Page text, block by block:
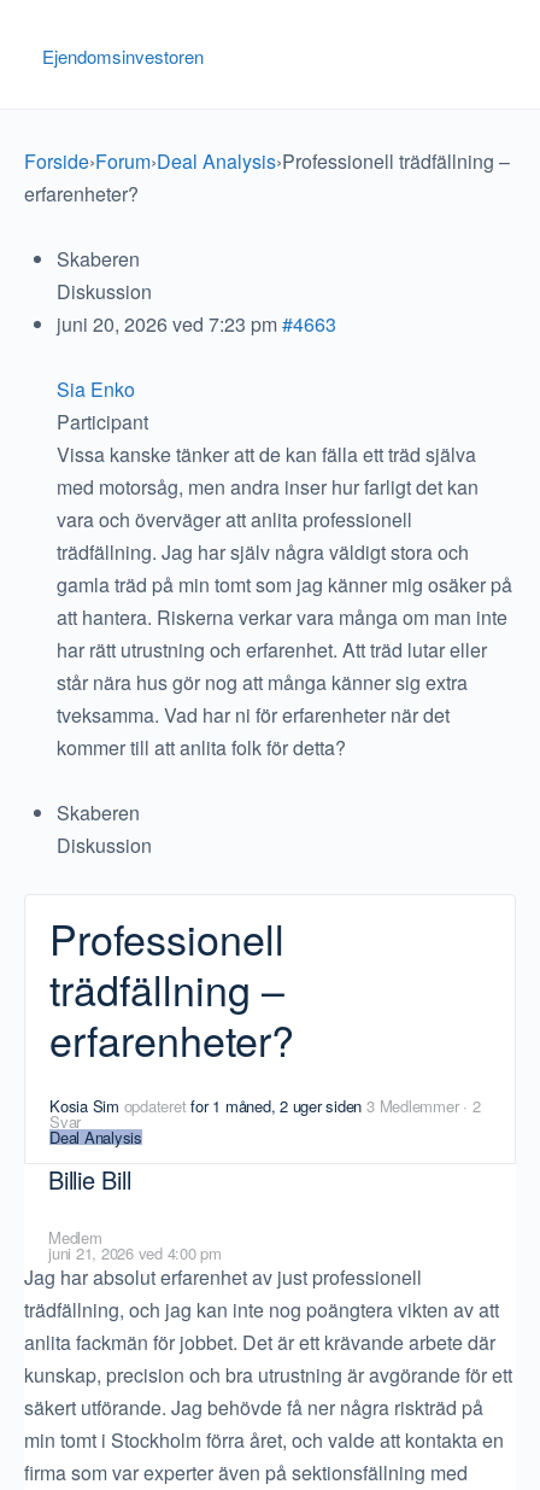
Ejendomsinvestoren
Forside›Forum›Deal Analysis›Professionell trädfällning –
erfarenheter?
Skaberen
Diskussion
juni 20, 2026 ved 7:23 pm#4663
Sia Enko
Participant
Vissa kanske tänker att de kan fälla ett träd själva
med motorsåg, men andra inser hur farligt det kan
vara och överväger att anlita professionell
trädfällning. Jag har själv några väldigt stora och
gamla träd på min tomt som jag känner mig osäker på
att hantera. Riskerna verkar vara många om man inte
har rätt utrustning och erfarenhet. Att träd lutar eller
står nära hus gör nog att många känner sig extra
tveksamma. Vad har ni för erfarenheter när det
kommer till att anlita folk för detta?
Skaberen
Diskussion
Professionell
trädfällning –
erfarenheter?
Kosia Sim opdateretfor 1 måned, 2 uger siden 3 Medlemmer · 2
Svar
Deal Analysis
Billie Bill
Medlem
juni 21, 2026 ved 4:00 pm
Jag har absolut erfarenhet av just professionell
trädfällning, och jag kan inte nog poängtera vikten av att
anlita fackmän för jobbet. Det är ett krävande arbete där
kunskap, precision och bra utrustning är avgörande för ett
säkert utförande. Jag behövde få ner några riskträd på
min tomt i Stockholm förra året, och valde att kontakta en
firma som var experter även på sektionsfällning med